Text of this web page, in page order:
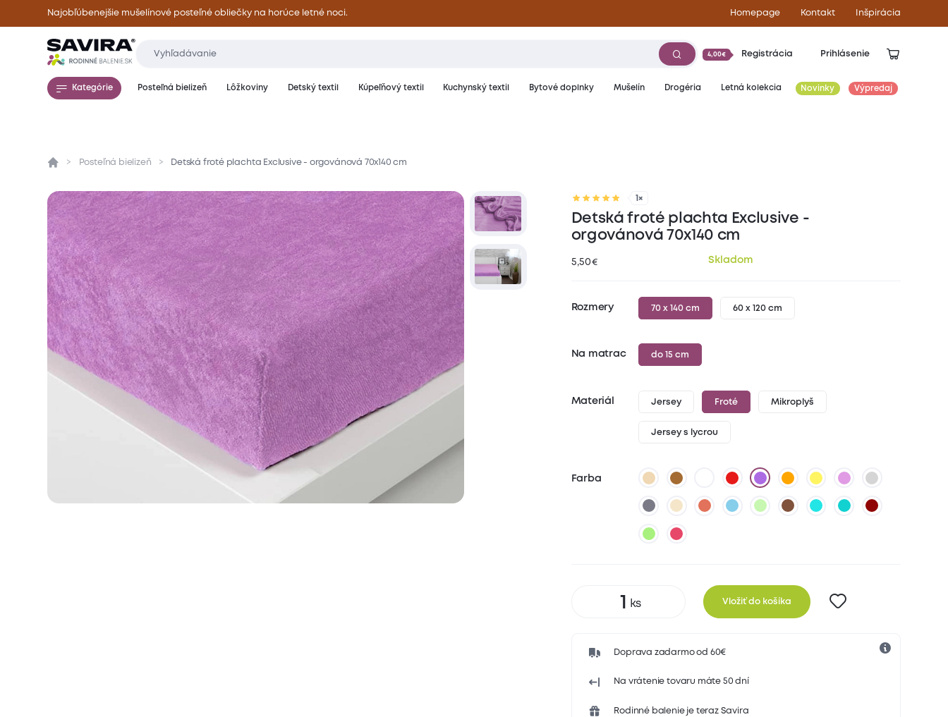
Najobľúbenejšie mušelínové posteľné obliečky na horúce letné noci. Homepage Kontakt Inšpirácia
4,00€ Registrácia Prihlásenie
Kategórie Posteľná bielizeň Lôžkoviny Detský textil Kúpeľňový textil Kuchynský textil Bytové doplnky Mušelín Drogéria Letná kolekcia Novinky Výpredaj
Prehľad Parametre Popis produktu Materiál a starostlivosť
Posteľná bielizeň Detská froté plachta Exclusive - orgovánová 70x140 cm
1×
Detská froté plachta Exclusive -
orgovánová 70x140 cm
5,50 € Skladom
Rozmery 70 x 140 cm 60 x 120 cm
Na matrac do 15 cm
Materiál Jersey Froté Mikroplyš
Jersey s lycrou
Farba
Vložiť do košíka
Doprava zadarmo od 60€
Na vrátenie tovaru máte 50 dní
Rodinné balenie je teraz Savira